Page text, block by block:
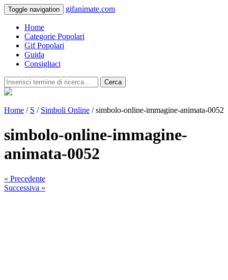
Toggle navigation gifanimate.com
Home
Categorie Popolari
Gif Popolari
Guida
Consigliaci
Cerca
Home / S / Simboli Online / simbolo-online-immagine-animata-0052
simbolo-online-immagine-
animata-0052
« Precedente
Successiva »